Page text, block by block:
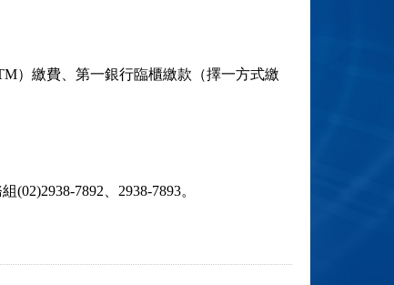
）繳費、第一銀行臨櫃繳款（擇一方式繳
7892、2938-7893。